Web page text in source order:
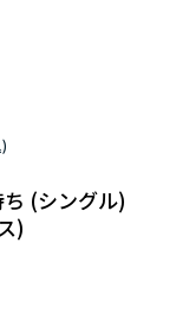
(シングル)
)